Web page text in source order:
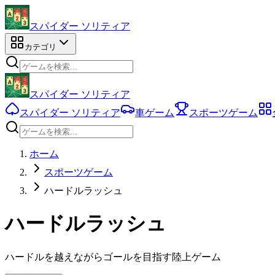
スパイダー ソリティア
カテゴリ
スパイダー ソリティア
スパイダー ソリティア
車ゲーム スポーツゲーム
ホーム
スポーツゲーム
ハードルラッシュ
ハードルラッシュ
ハードルを越えながらゴールを目指す陸上ゲーム